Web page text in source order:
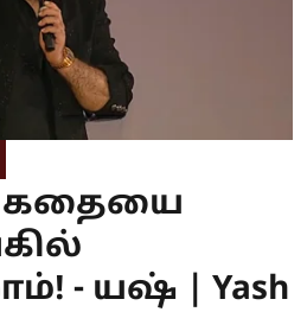
கதையை
- யஷ் | Yash